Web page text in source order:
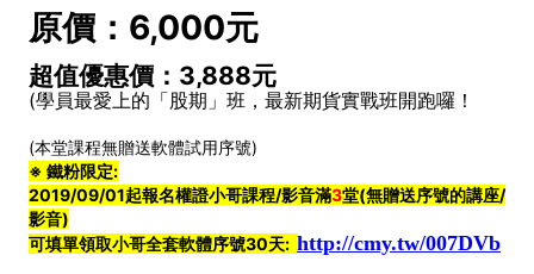
原價：6,000元
超值優惠價：3,888元
(學員最愛上的「股期」班，最新期貨實戰班開跑囉！
(本堂課程無贈送軟體試用序號)
※ 鐵粉限定:
2019/09/01起報名權證小哥課程/影音滿3堂(無贈送序號的講座/
影音)
可填單領取小哥全套軟體序號30天: http://cmy.tw/007DVb